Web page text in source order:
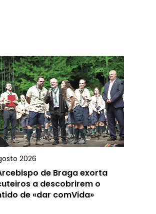
2026
de Braga exorta
a descobrirem o
de «dar comVida»